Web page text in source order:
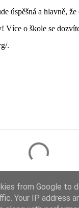
úspěšná a hlavně,
Více o škole se
.
from Google to
Your IP address